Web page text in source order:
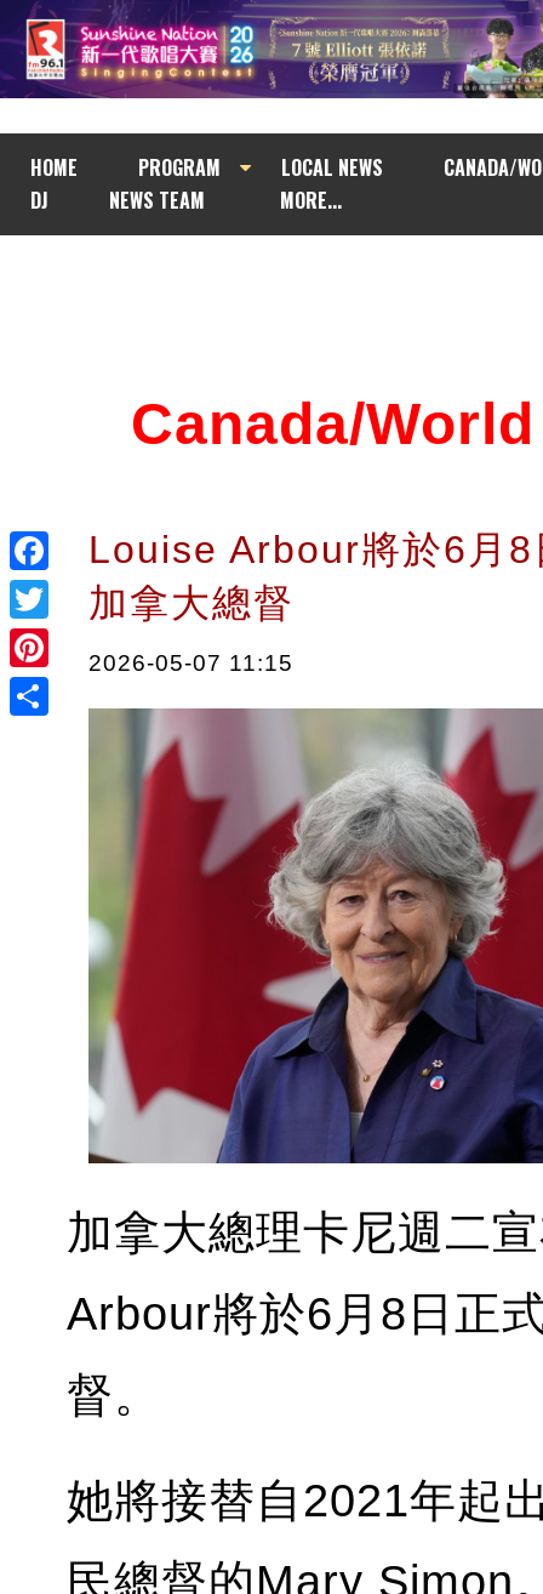
HOME PROGRAM LOCAL NEWS
CANADA/
DJ
NEWS TEAM MORE...
Facebook
Twitter
Pinterest
Canada/
Louise Arbour將於6月8
加拿大總督
2026-05-07 11:15
加拿大總理卡尼週二
Arbour將於6月8日正
督。
她將接替自2021年起
民總督的Mary Simon